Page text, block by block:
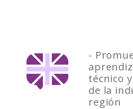
-
técnico
de la
región